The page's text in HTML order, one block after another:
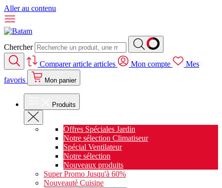
Aller au contenu
Chercher
Comparerarticle articles Mon compte
Mes
favoris
Mon panier
Produits
Offres Spéciales Jardin
Notre sélection Climatiseur
Spécial Ventilateur
Notre sélection
Nouveaux produits
Super Promo Jusqu'à 60%
Nouveauté Cuisine